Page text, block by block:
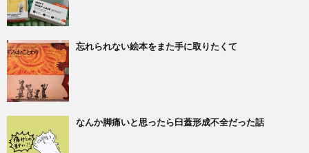
忘れられない絵本をまた手に取りたくて
なんか脚痛いと思ったら臼蓋形成不全だった話